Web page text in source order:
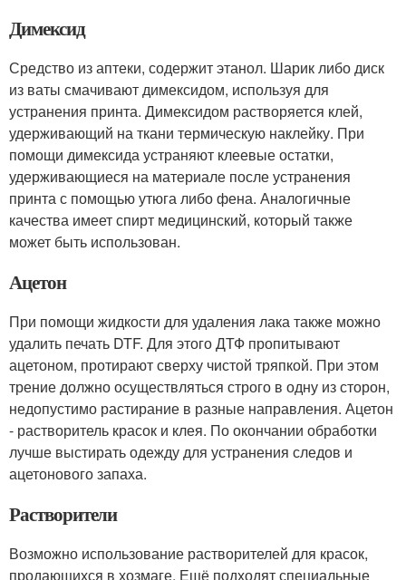
Димексид
Средство из аптеки, содержит этанол. Шарик либо диск
из ваты смачивают димексидом, используя для
устранения принта. Димексидом растворяется клей,
удерживающий на ткани термическую наклейку. При
помощи димексида устраняют клеевые остатки,
удерживающиеся на материале после устранения
принта с помощью утюга либо фена. Аналогичные
качества имеет спирт медицинский, который также
может быть использован.
Ацетон
При помощи жидкости для удаления лака также можно
удалить печать DTF. Для этого ДТФ пропитывают
ацетоном, протирают сверху чистой тряпкой. При этом
трение должно осуществляться строго в одну из сторон,
недопустимо растирание в разные направления. Ацетон
- растворитель красок и клея. По окончании обработки
лучше выстирать одежду для устранения следов и
ацетонового запаха.
Растворители
Возможно использование растворителей для красок,
продающихся в хозмаге. Ещё подходят специальные